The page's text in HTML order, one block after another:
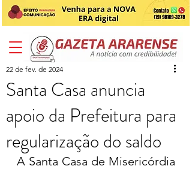
Santa Casa anuncia
apoio da Prefeitura para
regularização do saldo
22 de fev. de 2024
A Santa Casa de Misericórdia